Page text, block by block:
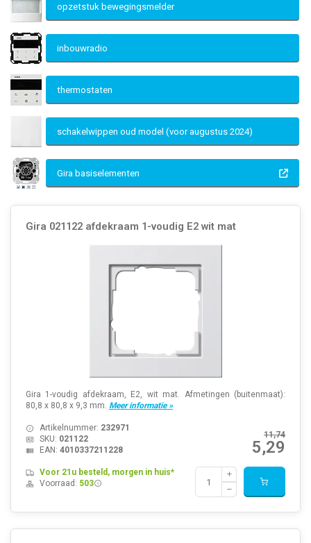
opzetstuk bewegingsmelder
inbouwradio
thermostaten
schakelwippen oud model (voor augustus 2024)
Gira basiselementen
Gira 021122 afdekraam 1-voudig E2 wit mat
Gira 1-voudig afdekraam, E2, wit mat. Afmetingen (buitenmaat):
80,8 x 80,8 x 9,3 mm. Meer informatie »
11,74
5,29
Artikelnummer: 232971
SKU: 021122
EAN: 4010337211228
Voor 21u besteld, morgen in huis*
Voorraad: 503